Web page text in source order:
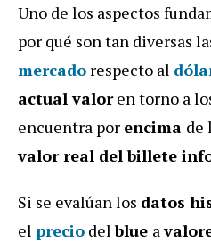
Uno de los aspectos
por qué son tan diversas
mercado respecto al
actual valoren torno a
encuentra por encima de
valor real del billete
Si se evalúan los datos
el precio delblue a